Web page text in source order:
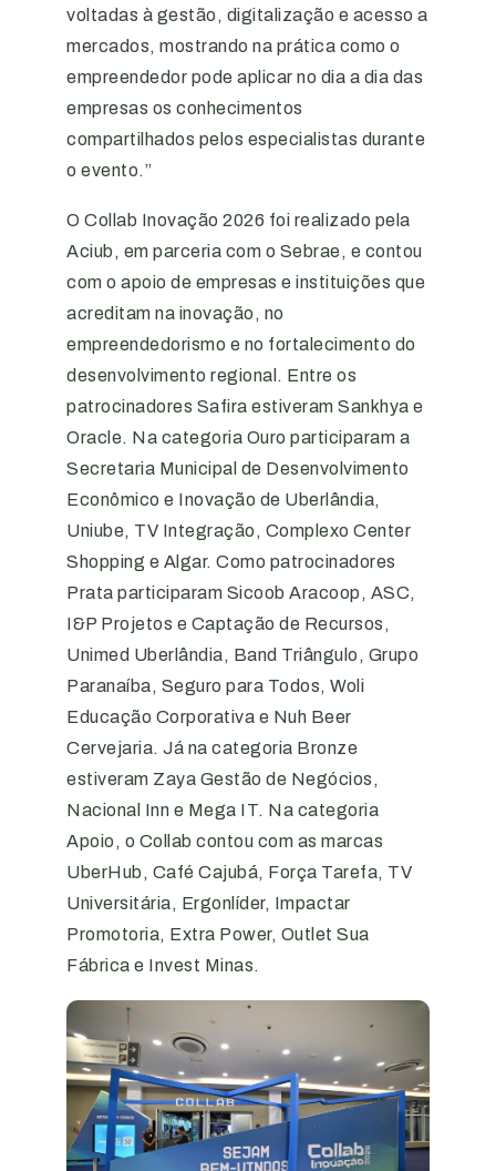
voltadas à gestão, digitalização e acesso a
mercados, mostrando na prática como o
empreendedor pode aplicar no dia a dia das
empresas os conhecimentos
compartilhados pelos especialistas durante
o evento.”
O Collab Inovação 2026 foi realizado pela
Aciub, em parceria com o Sebrae, e contou
com o apoio de empresas e instituições que
acreditam na inovação, no
empreendedorismo e no fortalecimento do
desenvolvimento regional. Entre os
patrocinadores Safira estiveram Sankhya e
Oracle. Na categoria Ouro participaram a
Secretaria Municipal de Desenvolvimento
Econômico e Inovação de Uberlândia,
Uniube, TV Integração, Complexo Center
Shopping e Algar. Como patrocinadores
Prata participaram Sicoob Aracoop, ASC,
I&P Projetos e Captação de Recursos,
Unimed Uberlândia, Band Triângulo, Grupo
Paranaíba, Seguro para Todos, Woli
Educação Corporativa e Nuh Beer
Cervejaria. Já na categoria Bronze
estiveram Zaya Gestão de Negócios,
Nacional Inn e Mega IT. Na categoria
Apoio, o Collab contou com as marcas
UberHub, Café Cajubá, Força Tarefa, TV
Universitária, Ergonlíder, Impactar
Promotoria, Extra Power, Outlet Sua
Fábrica e Invest Minas.